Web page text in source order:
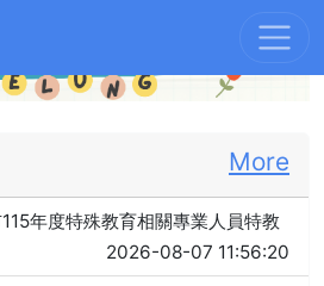
More
年度特殊教育相關專業人員特教
2026-08-07 11:56:20